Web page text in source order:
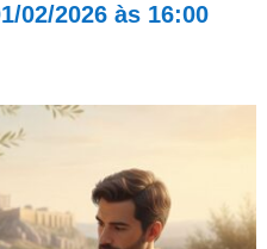
02/2026 às 16:00